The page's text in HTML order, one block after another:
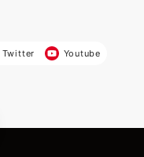
Twitter Youtube